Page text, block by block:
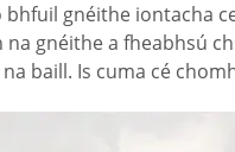
gnéithe iontacha
gnéithe a fheabhsú
baill. Is cuma cé